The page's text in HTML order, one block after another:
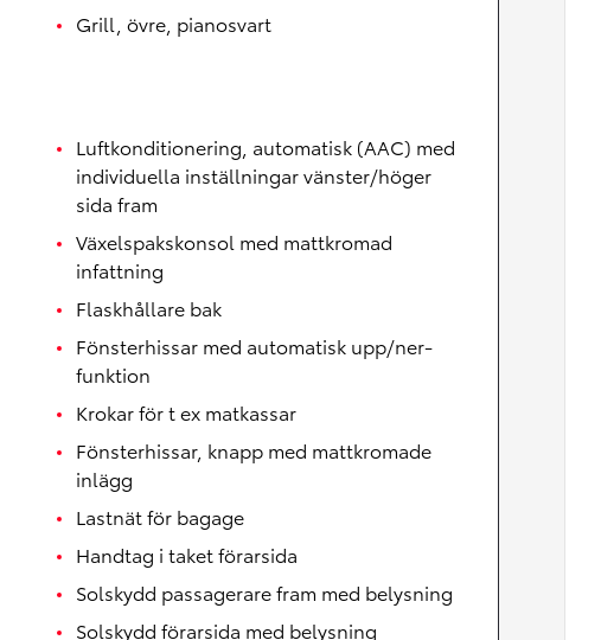
Grill, övre, pianosvart
Luftkonditionering, automatisk (AAC) med
individuella inställningar vänster/höger
sida fram
Växelspakskonsol med mattkromad
infattning
Flaskhållare bak
Fönsterhissar med automatisk upp/ner-
funktion
Krokar för t ex matkassar
Fönsterhissar, knapp med mattkromade
inlägg
Lastnät för bagage
Handtag i taket förarsida
Solskydd passagerare fram med belysning
Solskydd förarsida med belysning